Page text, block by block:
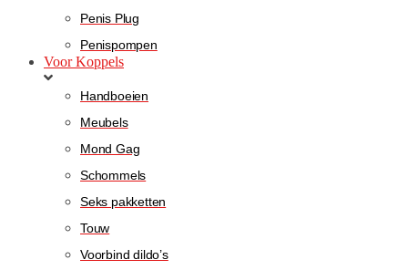
Penis Plug
Penispompen
Voor Koppels
Handboeien
Meubels
Mond Gag
Schommels
Seks pakketten
Touw
Voorbind dildo’s